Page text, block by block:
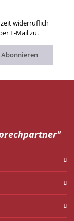
widerruflich
E-Mail zu.
Abonnieren